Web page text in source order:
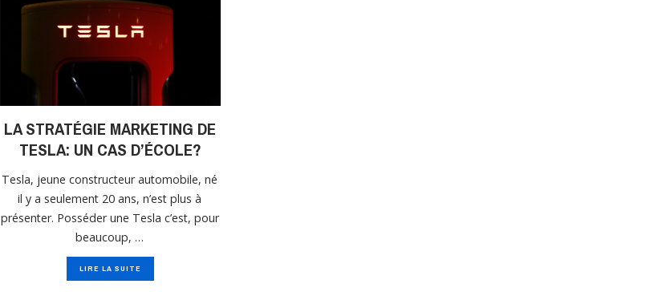
LA STRATÉGIE MARKETING DE
TESLA: UN CAS D’ÉCOLE?
Tesla, jeune constructeur automobile, né
il y a seulement 20 ans, n’est plus à
présenter. Posséder une Tesla c’est, pour
beaucoup, …
LIRE LA SUITE